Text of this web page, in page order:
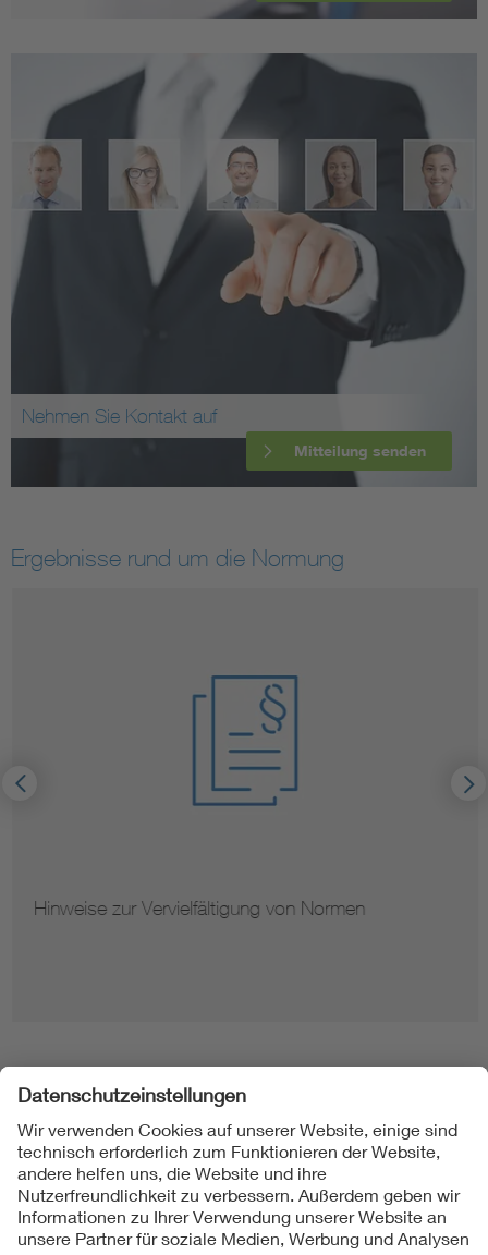
Nehmen Sie Kontakt auf
Mitteilung senden
Ergebnisse rund um die Normung
Hinweise zur Vervielfältigung von Normen
Folgen Sie uns